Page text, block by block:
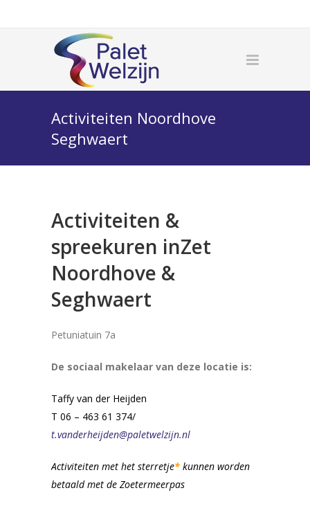
Activiteiten Noordhove
Seghwaert
Activiteiten &
spreekuren inZet
Noordhove &
Seghwaert
Petuniatuin 7a
De sociaal makelaar van deze locatie is:
Taffy van der Heijden
T 06 – 463 61 374/
t.vanderheijden@paletwelzijn.nl
Activiteiten met het sterretje* kunnen worden
betaald met de Zoetermeerpas